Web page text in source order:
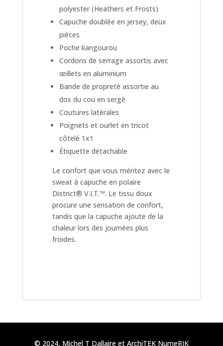
polyester (Heathers et Frosts)
Capuche doublée en jersey, deux
pièces
Poche kangourou
Cordons de serrage assortis avec
œillets en aluminium
Bande de propreté assortie au
dos du cou en sergé
Coutures latérales
Poignets et ourlet en tricot
côtelé 1x1
Étiquette détachable
Le confort que vous méritez avec le
sweat à capuche en polaire
District® V.I.T.™. Le tissu doux
procure une sensation de confort,
tandis que la capuche ajoute de la
chaleur lors des journées plus
froides.
© 2024, Michel T Dallaire et ArchiTEK NumeRIK